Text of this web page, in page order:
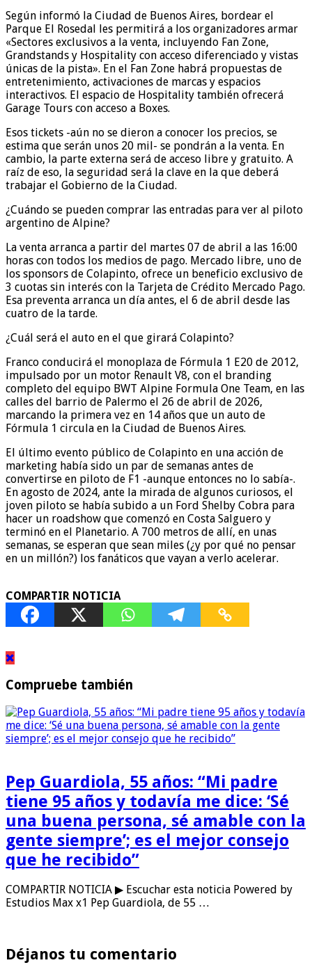
Según informó la Ciudad de Buenos Aires, bordear el
Parque El Rosedal les permitirá a los organizadores armar
«Sectores exclusivos a la venta, incluyendo Fan Zone,
Grandstands y Hospitality con acceso diferenciado y vistas
únicas de la pista». En el Fan Zone habrá propuestas de
entretenimiento, activaciones de marcas y espacios
interactivos. El espacio de Hospitality también ofrecerá
Garage Tours con acceso a Boxes.
Esos tickets -aún no se dieron a conocer los precios, se
estima que serán unos 20 mil- se pondrán a la venta. En
cambio, la parte externa será de acceso libre y gratuito. A
raíz de eso, la seguridad será la clave en la que deberá
trabajar el Gobierno de la Ciudad.
¿Cuándo se pueden comprar las entradas para ver al piloto
argentino de Alpine?
La venta arranca a partir del martes 07 de abril a las 16:00
horas con todos los medios de pago. Mercado libre, uno de
los sponsors de Colapinto, ofrece un beneficio exclusivo de
3 cuotas sin interés con la Tarjeta de Crédito Mercado Pago.
Esa preventa arranca un día antes, el 6 de abril desde las
cuatro de la tarde.
¿Cuál será el auto en el que girará Colapinto?
Franco conducirá el monoplaza de Fórmula 1 E20 de 2012,
impulsado por un motor Renault V8, con el branding
completo del equipo BWT Alpine Formula One Team, en las
calles del barrio de Palermo el 26 de abril de 2026,
marcando la primera vez en 14 años que un auto de
Fórmula 1 circula en la Ciudad de Buenos Aires.
El último evento público de Colapinto en una acción de
marketing había sido un par de semanas antes de
convertirse en piloto de F1 -aunque entonces no lo sabía-.
En agosto de 2024, ante la mirada de algunos curiosos, el
joven piloto se había subido a un Ford Shelby Cobra para
hacer un roadshow que comenzó en Costa Salguero y
terminó en el Planetario. A 700 metros de allí, en unas
semanas, se esperan que sean miles (¿y por qué no pensar
en un millón?) los fanáticos que vayan a verlo acelerar.
COMPARTIR NOTICIA
Compruebe también
Pep Guardiola, 55 años: “Mi padre
tiene 95 años y todavía me dice: ‘Sé
una buena persona, sé amable con la
gente siempre’; es el mejor consejo
que he recibido”
COMPARTIR NOTICIA ▶ Escuchar esta noticia Powered by
Estudios Max x1 Pep Guardiola, de 55 …
Déjanos tu comentario